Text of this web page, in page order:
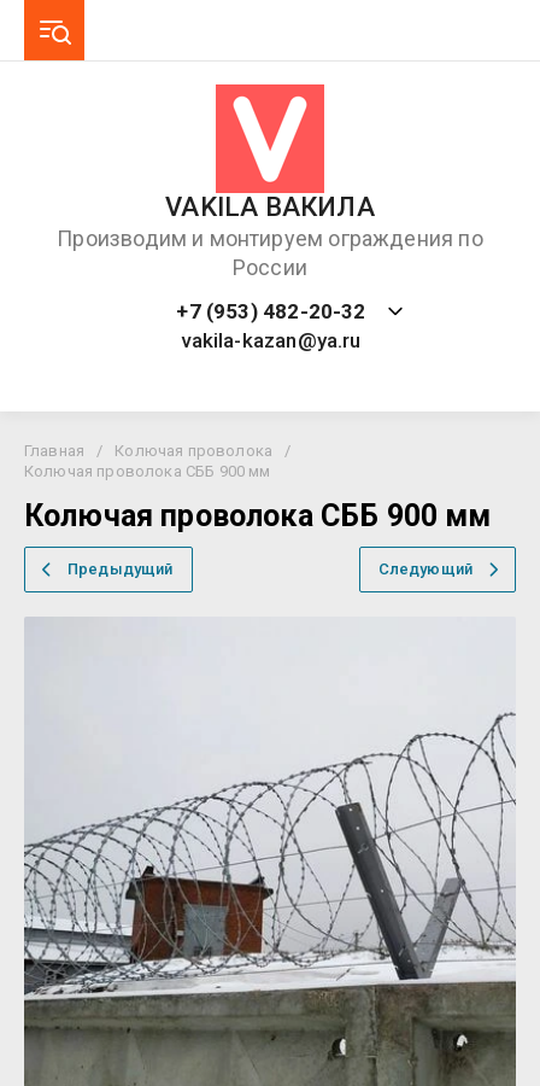
VAKILA ВАКИЛА
Производим и монтируем ограждения по
России
+7 (953) 482-20-32
vakila-kazan@ya.ru
Главная / Колючая проволока
/
Колючая проволока СББ 900 мм
Колючая проволока СББ 900 мм
Предыдущий Следующий